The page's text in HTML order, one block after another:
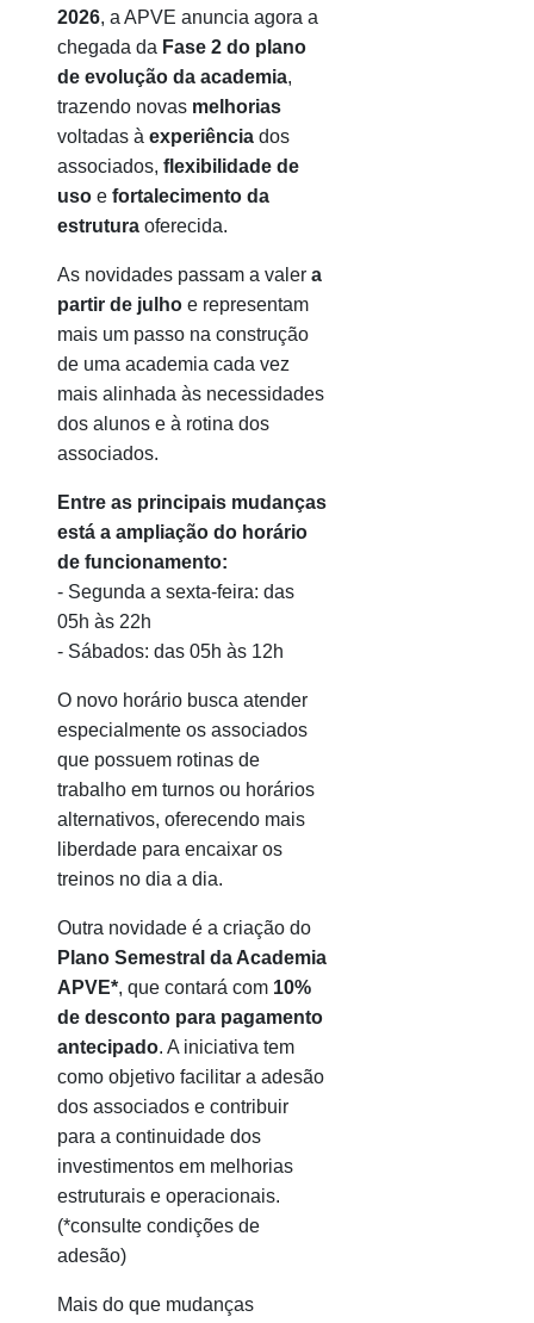
2026, a APVE anuncia agora a
chegada da Fase 2 do plano
de evolução da academia,
trazendo novas melhorias
voltadas à experiência dos
associados, flexibilidade de
uso e fortalecimento da
estrutura oferecida.
As novidades passam a valer a
partir de julho e representam
mais um passo na construção
de uma academia cada vez
mais alinhada às necessidades
dos alunos e à rotina dos
associados.
Entre as principais mudanças
está a ampliação do horário
de funcionamento:
- Segunda a sexta-feira: das
05h às 22h
- Sábados: das 05h às 12h
O novo horário busca atender
especialmente os associados
que possuem rotinas de
trabalho em turnos ou horários
alternativos, oferecendo mais
liberdade para encaixar os
treinos no dia a dia.
Outra novidade é a criação do
Plano Semestral da Academia
APVE*, que contará com 10%
de desconto para pagamento
antecipado. A iniciativa tem
como objetivo facilitar a adesão
dos associados e contribuir
para a continuidade dos
investimentos em melhorias
estruturais e operacionais.
(*consulte condições de
adesão)
Mais do que mudanças